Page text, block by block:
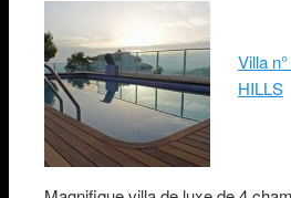
Villa
HILLS